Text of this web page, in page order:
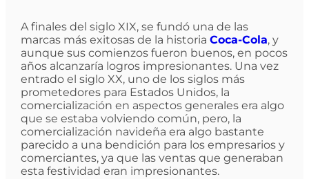
A finales del siglo XIX, se fundó una de las
marcas más exitosas de la historia Coca-Cola, y
aunque sus comienzos fueron buenos, en pocos
años alcanzaría logros impresionantes. Una vez
entrado el siglo XX, uno de los siglos más
prometedores para Estados Unidos, la
comercialización en aspectos generales era algo
que se estaba volviendo común, pero, la
comercialización navideña era algo bastante
parecido a una bendición para los empresarios y
comerciantes, ya que las ventas que generaban
esta festividad eran impresionantes.